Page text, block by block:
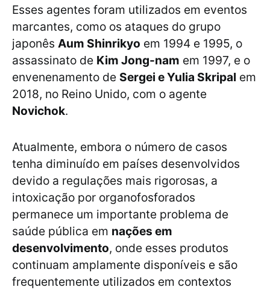
Esses agentes foram utilizados em eventos
marcantes, como os ataques do grupo
japonês Aum Shinrikyo em 1994 e 1995, o
assassinato de Kim Jong-nam em 1997, e o
envenenamento de Sergei e Yulia Skripal em
2018, no Reino Unido, com o agente
Novichok.
Atualmente, embora o número de casos
tenha diminuído em países desenvolvidos
devido a regulações mais rigorosas, a
intoxicação por organofosforados
permanece um importante problema de
saúde pública em nações em
desenvolvimento, onde esses produtos
continuam amplamente disponíveis e são
frequentemente utilizados em contextos